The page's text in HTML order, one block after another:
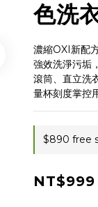
色洗
濃縮OXI新配
強效洗淨污垢
滾筒、直立洗
量杯刻度掌控
$890 free
NT$999